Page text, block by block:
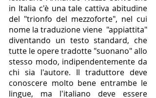
in Italia c'è una tale cattiva abitudine
del "trionfo del mezzoforte", nel cui
nome la traduzione viene  "appiattita"
diventando un testo standard, che
tutte le opere tradotte "suonano" allo
stesso modo, indipendentemente da
chi sia l'autore. Il traduttore deve
conoscere molto bene entrambe le
lingue, ma l'italiano deve essere